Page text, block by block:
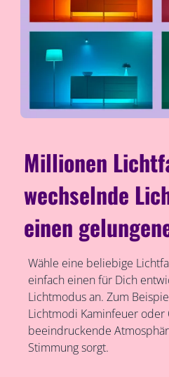
Millionen
wechselnde
einen
Wähle eine beliebige
einfach einen für Dich
Lichtmodus an. Zum
Lichtmodi Kaminfeuer oder
beeindruckende
Stimmung sorgt.